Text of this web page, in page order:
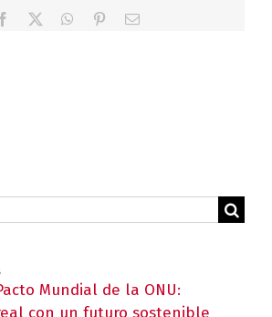
Facebook WhatsApp
PinterestCorreo
Mundial de la ONU:
con un futuro sostenible